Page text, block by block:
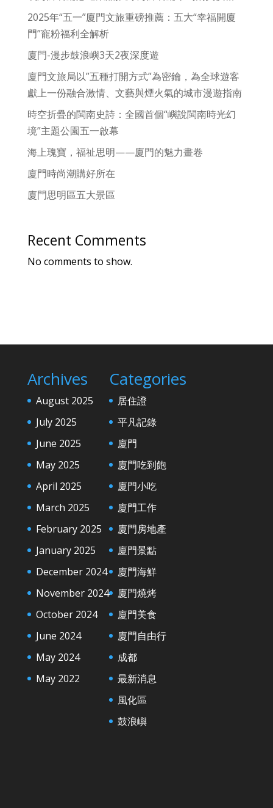
2025年“五一”廈門文旅重磅推薦：五大“幸福開廈
門”寵粉福利全解析
廈門-漫步鼓浪嶼3天2夜深度遊
廈門文旅局以”五種打開方式”為密鑰，為全球遊客
獻上一份融合激情、文藝與煙火氣的城市漫遊指南
時空折疊的閩南史詩：全國首個“嶼說閩南時光幻
境”主題公園五一啟幕
海上瑰寶，福祉思明——廈門的魅力畫卷
廈門時尚潮購好所在
廈門思明區五大景區
Recent Comments
No comments to show.
Archives
August 2025
July 2025
June 2025
May 2025
April 2025
March 2025
February 2025
January 2025
December 2024
November 2024
October 2024
June 2024
May 2024
May 2022
Categories
居住證
平凡記錄
廈門
廈門吃到飽
廈門小吃
廈門工作
廈門房地產
廈門景點
廈門海鮮
廈門燒烤
廈門美食
廈門自由行
成都
最新消息
風化區
鼓浪嶼